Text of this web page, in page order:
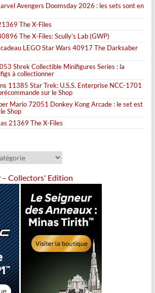
Avengers Doomsday 2026 : les sets sont en
The X-Files
The X-Files: Scully’s Lab (GWP)
cadeau LEGO Star Wars 40917 The Darksaber
Shrek Collectible Minifigures Series : la
à collectionner
11385 Star Trek: U.S.S. Enterprise NCC-1701
sur le Shop
Mario 72051 Donkey Kong Arcade : le set est
Shop
21369 The X-Files